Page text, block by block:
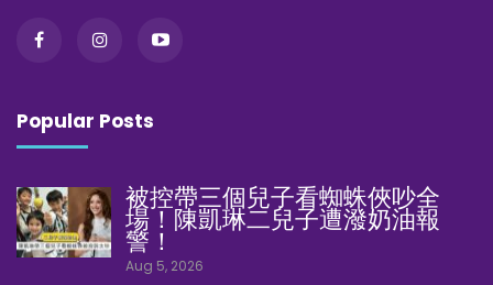
Popular Posts
被控帶三個兒子看蜘蛛俠吵全
場！陳凱琳二兒子遭潑奶油報
警！
Aug 5, 2026